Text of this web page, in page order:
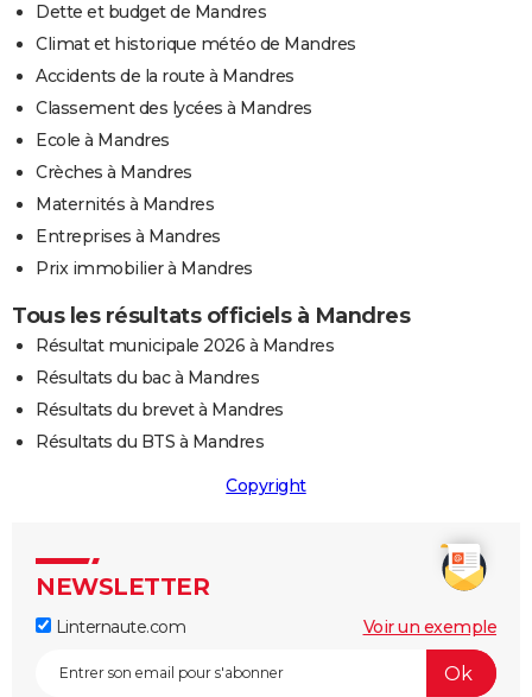
Dette et budget de Mandres
Climat et historique météo de Mandres
Accidents de la route à Mandres
Classement des lycées à Mandres
Ecole à Mandres
Crèches à Mandres
Maternités à Mandres
Entreprises à Mandres
Prix immobilier à Mandres
Tous les résultats officiels à Mandres
Résultat municipale 2026 à Mandres
Résultats du bac à Mandres
Résultats du brevet à Mandres
Résultats du BTS à Mandres
Copyright
NEWSLETTER
Linternaute.com Voir un exemple